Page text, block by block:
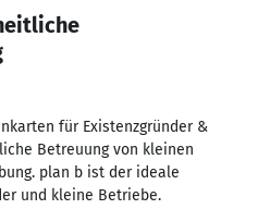
für Existenzgründer &
Betreuung von kleinen
plan b ist der ideale
und kleine Betriebe.